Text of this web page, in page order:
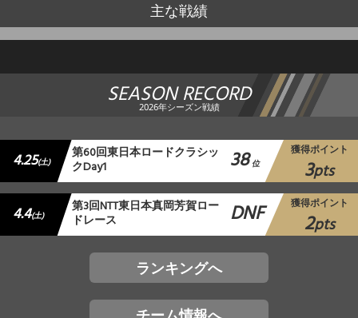
主な戦績
SEASON RECORD
2026年シーズン戦績
4.25(土) 第60回東日本ロードクラシッ
クDay1 38 位
獲得ポイント
3pts
4.4(土) 第3回NTT東日本真岡芳賀ロー
ドレース DNF 獲得ポイント
2pts
ランキングへ